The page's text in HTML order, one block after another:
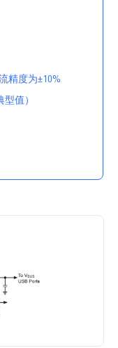
精度为±10%
值）
脉冲故障报告
更改状态